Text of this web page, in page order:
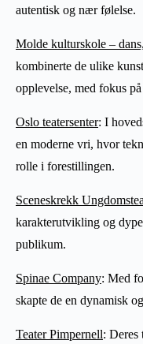
autentisk og nær følelse.
Molde kulturskole –
kombinerte de ulike
opplevelse, med fokus
Oslo teatersenter: I
en moderne vri, hvor
rolle i forestillingen.
Sceneskrekk
karakterutvikling og
publikum.
Spinae Company: Med
skapte de en dynamisk
Teater Pimpernell: Deres